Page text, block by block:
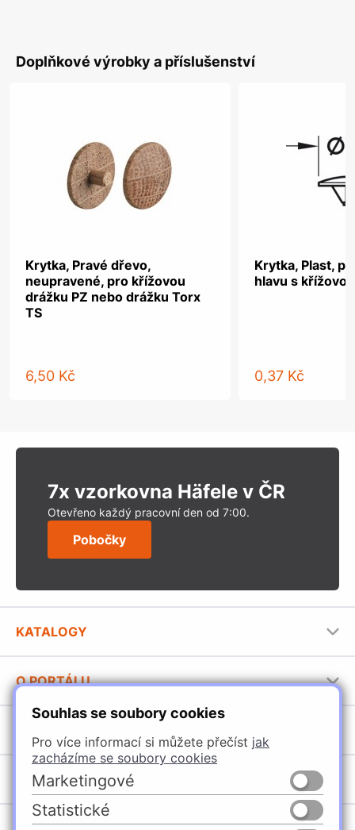
Souhlas se soubory cookies
Pro více informací si můžete přečíst jak
zacházíme se soubory cookies
Marketingové
Statistické
Doplňkové výrobky a příslušenství
Krytka, Pravé dřevo,
neupravené, pro křížovou
drážku PZ nebo drážku Torx
TS
6,50 Kč
Krytka, Plast,
hlavu s
0,37 Kč
7x vzorkovna Häfele v ČR
Otevřeno každý pracovní den od 7:00.
Pobočky
KATALOGY
Stavební katalog Häfele
Brožury Häfele
O PORTÁLU
Provozovatel portálu
Jak používat portál
Úchytky
Nábytkové kování
Vybavení kuchyní
POBOČKY
Domašín